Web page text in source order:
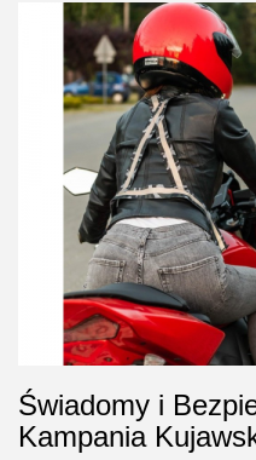
Świadomy i
Kampania